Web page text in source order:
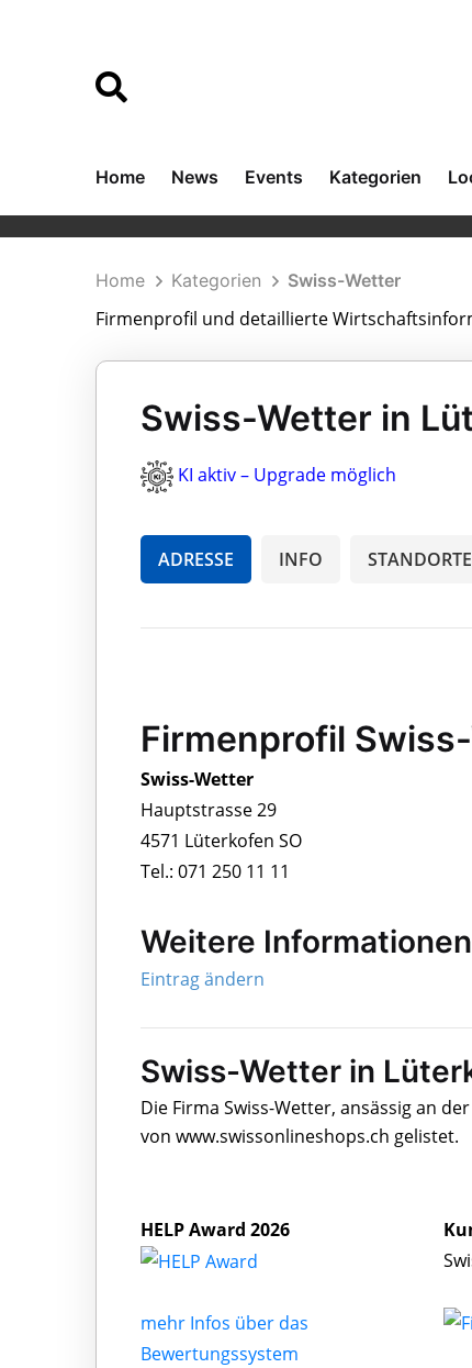
Home News Events Kategorien
Home Kategorien Swiss-Wetter
Firmenprofil und detaillierte
Swiss-Wetter in
KI aktiv – Upgrade möglich
ADRESSE INFO STANDORTE
Firmenprofil
Swiss-Wetter
Hauptstrasse 29
4571 Lüterkofen SO
Tel.: 071 250 11 11
Weitere Informationen
Eintrag ändern
Swiss-Wetter in
Die Firma Swiss-Wetter, ansässig an
von www.swissonlineshops.ch gelistet.
HELP Award 2026
mehr Infos über das
Bewertungssystem